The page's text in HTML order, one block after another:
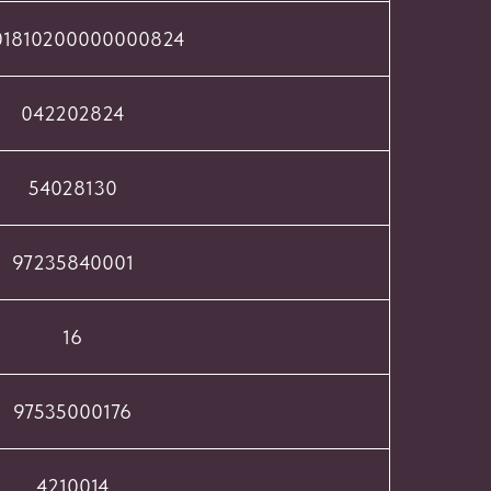
042202824
54028130
97235840001
16
97535000176
4210014